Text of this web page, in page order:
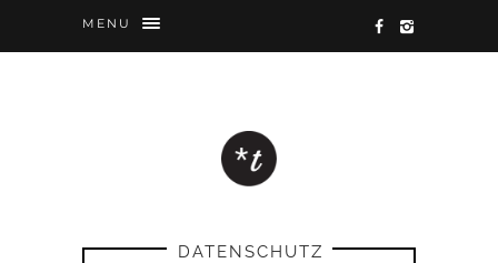
MENU
DATENSCHUTZ